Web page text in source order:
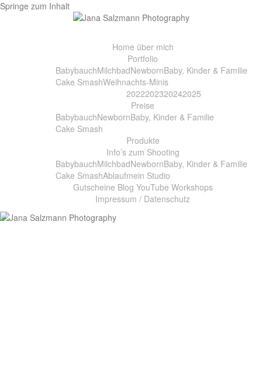
Springe zum Inhalt
Home über mich
Portfolio
BabybauchMilchbadNewbornBaby, Kinder & Familie
Cake SmashWeihnachts-Minis
2022202320242025
Preise
BabybauchNewbornBaby, Kinder & Familie
Cake Smash
Produkte
Info’s zum Shooting
BabybauchMilchbadNewbornBaby, Kinder & Familie
Cake SmashAblaufmein Studio
Gutscheine Blog YouTube Workshops
Impressum / Datenschutz